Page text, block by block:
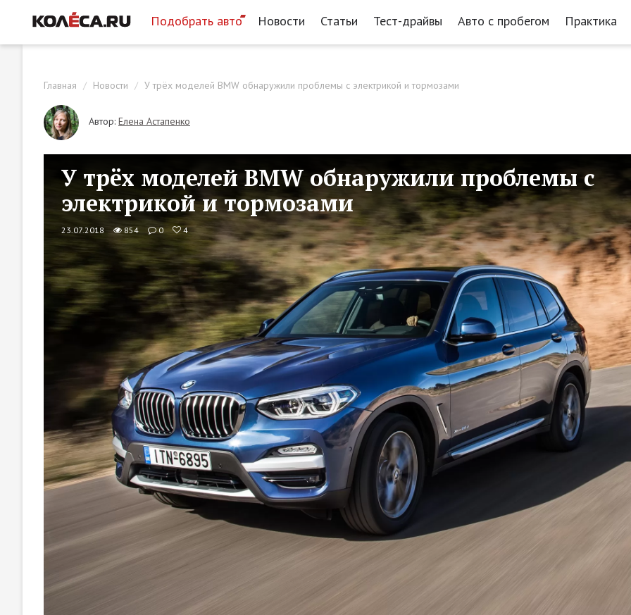
Подобрать авто Новости Статьи Тест-драйвы Авто с пробегом Практика
Главная Новости У трёх моделей BMW обнаружили проблемы с электрикой и тормозами
Автор: Елена Астапенко
У трёх моделей BMW обнаружили проблемы с
электрикой и тормозами
23.07.2018 854 0 4